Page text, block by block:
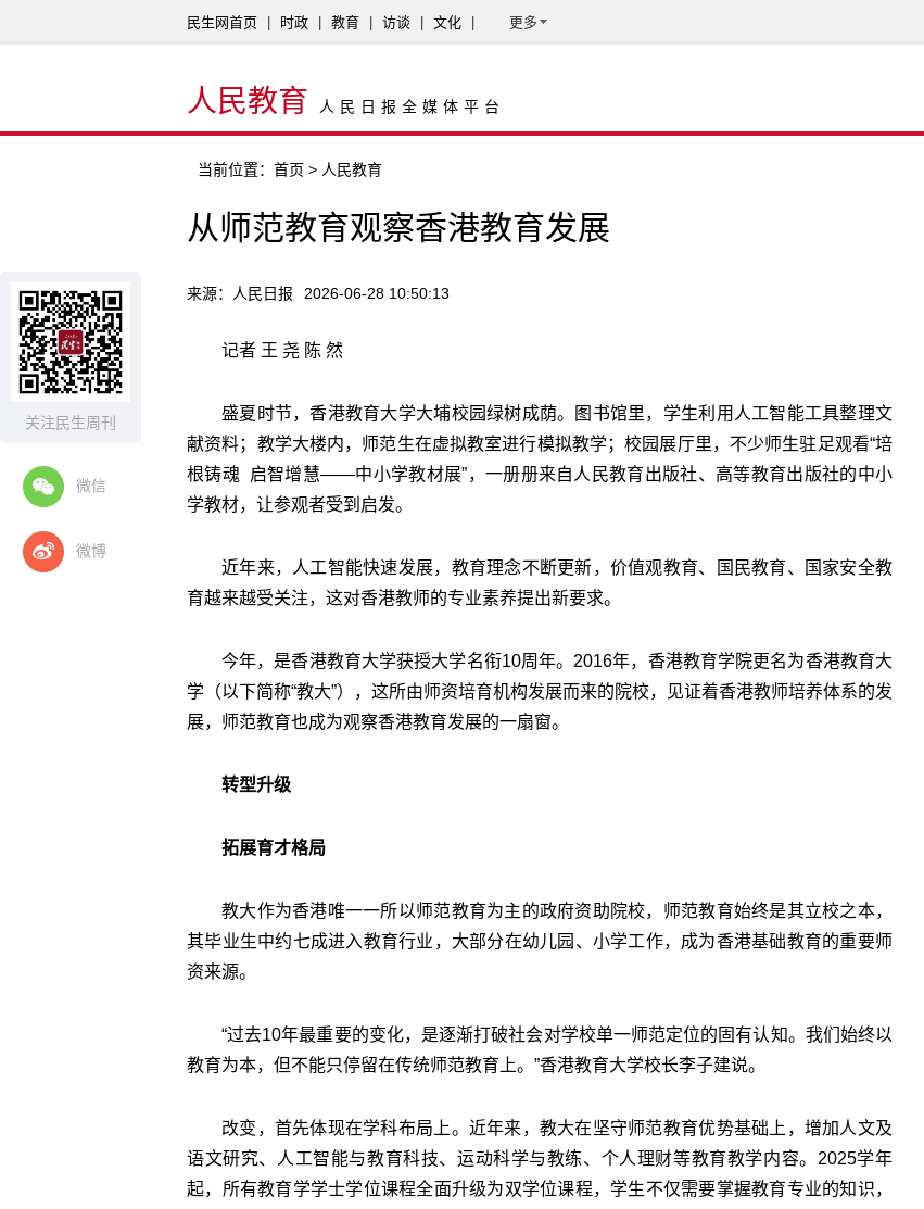
关注民生周刊
微信
微博
民生网首页 时政 教育 访谈 文化 更多
人民教育 人民日报全媒体平台
当前位置： 首页 > 人民教育
从师范教育观察香港教育发展
来源：人民日报 2026-06-28 10:50:13
记者 王 尧 陈 然
盛夏时节，香港教育大学大埔校园绿树成荫。图书馆里，学生利用人工智能工具整理文
献资料；教学大楼内，师范生在虚拟教室进行模拟教学；校园展厅里，不少师生驻足观看“培
根铸魂 启智增慧——中小学教材展”，一册册来自人民教育出版社、高等教育出版社的中小
学教材，让参观者受到启发。
近年来，人工智能快速发展，教育理念不断更新，价值观教育、国民教育、国家安全教
育越来越受关注，这对香港教师的专业素养提出新要求。
今年，是香港教育大学获授大学名衔10周年。2016年，香港教育学院更名为香港教育大
学（以下简称“教大”），这所由师资培育机构发展而来的院校，见证着香港教师培养体系的发
展，师范教育也成为观察香港教育发展的一扇窗。
转型升级
拓展育才格局
教大作为香港唯一一所以师范教育为主的政府资助院校，师范教育始终是其立校之本，
其毕业生中约七成进入教育行业，大部分在幼儿园、小学工作，成为香港基础教育的重要师
资来源。
“过去10年最重要的变化，是逐渐打破社会对学校单一师范定位的固有认知。我们始终以
教育为本，但不能只停留在传统师范教育上。”香港教育大学校长李子建说。
改变，首先体现在学科布局上。近年来，教大在坚守师范教育优势基础上，增加人文及
语文研究、人工智能与教育科技、运动科学与教练、个人理财等教育教学内容。2025学年
起，所有教育学学士学位课程全面升级为双学位课程，学生不仅需要掌握教育专业的知识，